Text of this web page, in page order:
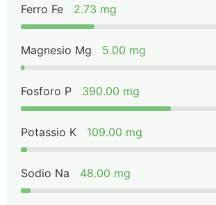
Ferro Fe 2.73 mg
Magnesio Mg 5.00 mg
Fosforo P 390.00 mg
Potassio K 109.00 mg
Sodio Na 48.00 mg